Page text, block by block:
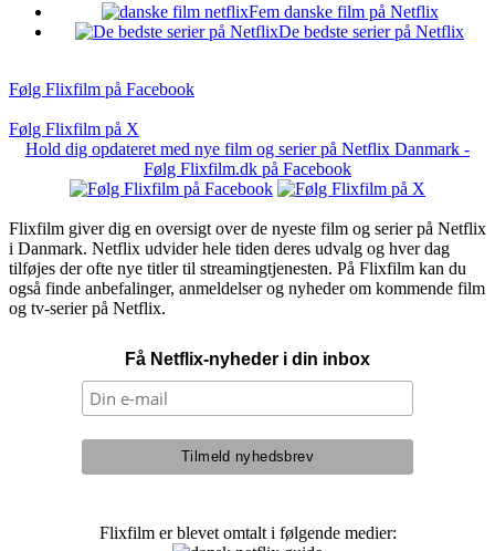
Fem danske film på Netflix
De bedste serier på Netflix
Følg Flixfilm på Facebook
Følg Flixfilm på X
Hold dig opdateret med nye film og serier på Netflix Danmark -
Følg Flixfilm.dk på Facebook
Flixfilm giver dig en oversigt over de nyeste film og serier på Netflix
i Danmark. Netflix udvider hele tiden deres udvalg og hver dag
tilføjes der ofte nye titler til streamingtjenesten. På Flixfilm kan du
også finde anbefalinger, anmeldelser og nyheder om kommende film
og tv-serier på Netflix.
Få Netflix-nyheder i din inbox
Flixfilm er blevet omtalt i følgende medier: